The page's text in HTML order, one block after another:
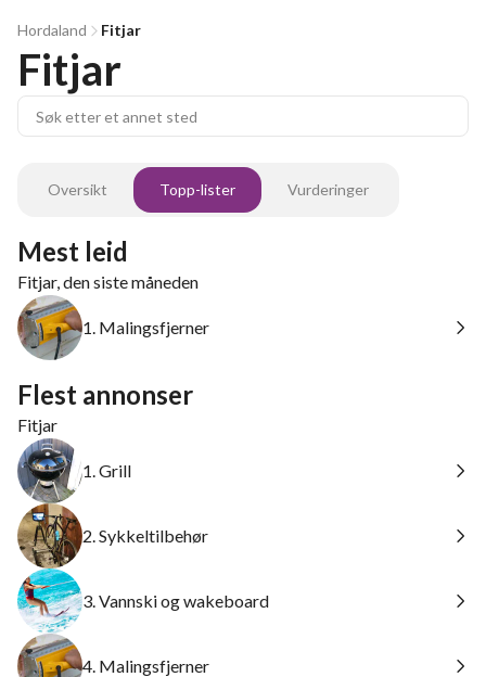
Hordaland Fitjar
Fitjar
Oversikt Topp-lister Vurderinger
Mest leid
Fitjar, den siste måneden
1. Malingsfjerner
Flest annonser
Fitjar
1. Grill
2. Sykkeltilbehør
3. Vannski og wakeboard
4. Malingsfjerner